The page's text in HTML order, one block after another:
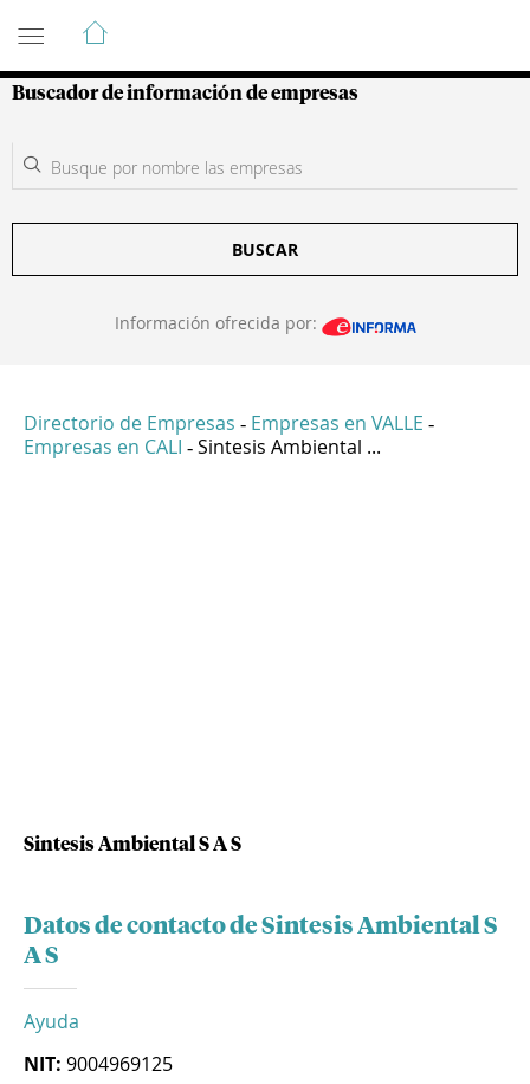
Guía de Empresas Colombianas
Buscador de información de empresas
BUSCAR
Información ofrecida por:
Directorio de Empresas - Empresas en VALLE -
Empresas en CALI - Sintesis Ambiental ...
Sintesis Ambiental S A S
Datos de contacto de Sintesis Ambiental S
A S
Ayuda
NIT: 9004969125